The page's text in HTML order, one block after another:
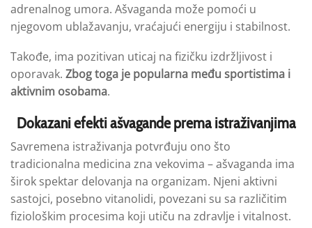
adrenalnog umora. Ašvaganda može pomoći u
njegovom ublažavanju, vraćajući energiju i stabilnost.
Takođe, ima pozitivan uticaj na fizičku izdržljivost i
oporavak. Zbog toga je popularna među sportistima i
aktivnim osobama.
Dokazani efekti ašvagande prema istraživanjima
Savremena istraživanja potvrđuju ono što
tradicionalna medicina zna vekovima – ašvaganda ima
širok spektar delovanja na organizam. Njeni aktivni
sastojci, posebno vitanolidi, povezani su sa različitim
fiziološkim procesima koji utiču na zdravlje i vitalnost.